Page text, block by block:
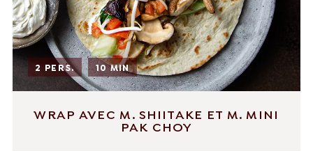
2 PERS. 10 MIN
WRAP AVEC M. SHIITAKE ET M. MINI
PAK CHOY